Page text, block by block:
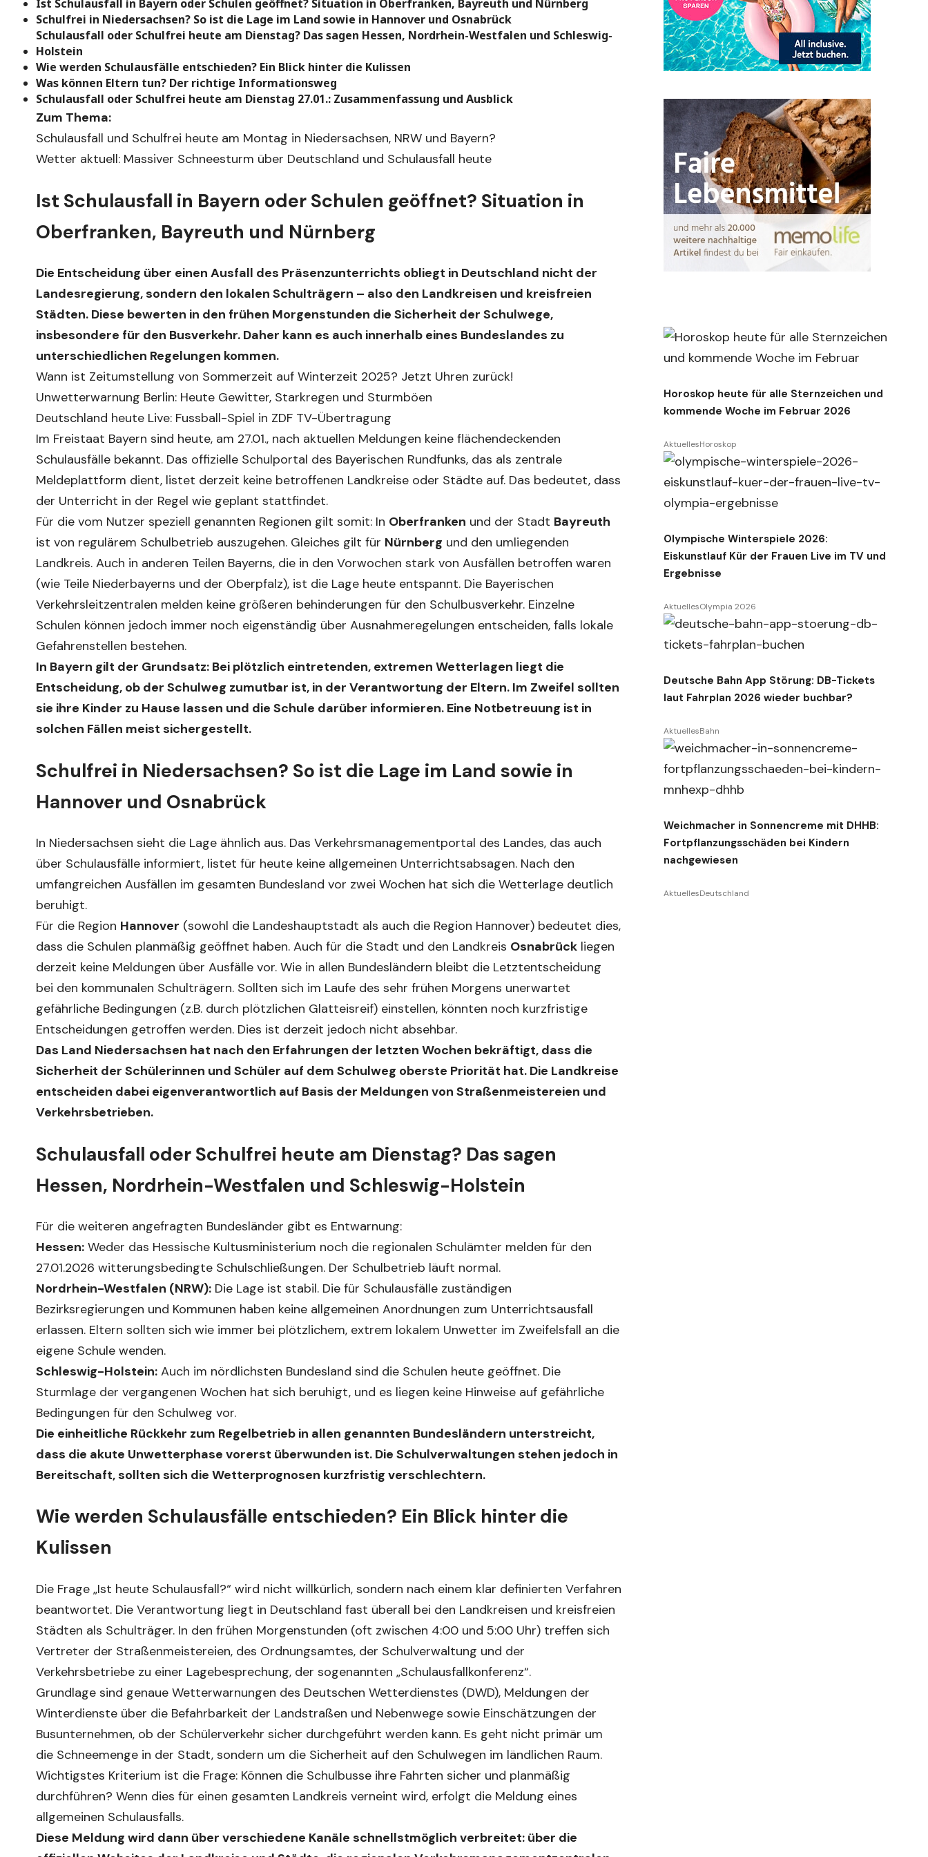
Ist Schulausfall in Bayern oder Schulen geöffnet? Situation in Oberfranken, Bayreuth und Nürnberg
Schulfrei in Niedersachsen? So ist die Lage im Land sowie in Hannover und Osnabrück
Schulausfall oder Schulfrei heute am Dienstag? Das sagen Hessen, Nordrhein-Westfalen und Schleswig-
Holstein
Wie werden Schulausfälle entschieden? Ein Blick hinter die Kulissen
Was können Eltern tun? Der richtige Informationsweg
Schulausfall oder Schulfrei heute am Dienstag 27.01.: Zusammenfassung und Ausblick
Zum Thema:
Schulausfall und Schulfrei heute am Montag in Niedersachsen, NRW und Bayern?
Wetter aktuell: Massiver Schneesturm über Deutschland und Schulausfall heute
Ist Schulausfall in Bayern oder Schulen geöffnet? Situation in
Oberfranken, Bayreuth und Nürnberg
Die Entscheidung über einen Ausfall des Präsenzunterrichts obliegt in Deutschland nicht der
Landesregierung, sondern den lokalen Schulträgern – also den Landkreisen und kreisfreien
Städten. Diese bewerten in den frühen Morgenstunden die Sicherheit der Schulwege,
insbesondere für den Busverkehr. Daher kann es auch innerhalb eines Bundeslandes zu
unterschiedlichen Regelungen kommen.
Wann ist Zeitumstellung von Sommerzeit auf Winterzeit 2025? Jetzt Uhren zurück!
Unwetterwarnung Berlin: Heute Gewitter, Starkregen und Sturmböen
Deutschland heute Live: Fussball-Spiel in ZDF TV-Übertragung
Im Freistaat Bayern sind heute, am 27.01., nach aktuellen Meldungen keine flächendeckenden
Schulausfälle bekannt. Das offizielle Schulportal des Bayerischen Rundfunks, das als zentrale
Meldeplattform dient, listet derzeit keine betroffenen Landkreise oder Städte auf. Das bedeutet, dass
der Unterricht in der Regel wie geplant stattfindet.
Für die vom Nutzer speziell genannten Regionen gilt somit: In Oberfranken und der Stadt Bayreuth
ist von regulärem Schulbetrieb auszugehen. Gleiches gilt für Nürnberg und den umliegenden
Landkreis. Auch in anderen Teilen Bayerns, die in den Vorwochen stark von Ausfällen betroffen waren
(wie Teile Niederbayerns und der Oberpfalz), ist die Lage heute entspannt. Die Bayerischen
Verkehrsleitzentralen melden keine größeren behinderungen für den Schulbusverkehr. Einzelne
Schulen können jedoch immer noch eigenständig über Ausnahmeregelungen entscheiden, falls lokale
Gefahrenstellen bestehen.
In Bayern gilt der Grundsatz: Bei plötzlich eintretenden, extremen Wetterlagen liegt die
Entscheidung, ob der Schulweg zumutbar ist, in der Verantwortung der Eltern. Im Zweifel sollten
sie ihre Kinder zu Hause lassen und die Schule darüber informieren. Eine Notbetreuung ist in
solchen Fällen meist sichergestellt.
Schulfrei in Niedersachsen? So ist die Lage im Land sowie in
Hannover und Osnabrück
In Niedersachsen sieht die Lage ähnlich aus. Das Verkehrsmanagementportal des Landes, das auch
über Schulausfälle informiert, listet für heute keine allgemeinen Unterrichtsabsagen. Nach den
umfangreichen Ausfällen im gesamten Bundesland vor zwei Wochen hat sich die Wetterlage deutlich
beruhigt.
Für die Region Hannover (sowohl die Landeshauptstadt als auch die Region Hannover) bedeutet dies,
dass die Schulen planmäßig geöffnet haben. Auch für die Stadt und den Landkreis Osnabrück liegen
derzeit keine Meldungen über Ausfälle vor. Wie in allen Bundesländern bleibt die Letztentscheidung
bei den kommunalen Schulträgern. Sollten sich im Laufe des sehr frühen Morgens unerwartet
gefährliche Bedingungen (z.B. durch plötzlichen Glatteisreif) einstellen, könnten noch kurzfristige
Entscheidungen getroffen werden. Dies ist derzeit jedoch nicht absehbar.
Das Land Niedersachsen hat nach den Erfahrungen der letzten Wochen bekräftigt, dass die
Sicherheit der Schülerinnen und Schüler auf dem Schulweg oberste Priorität hat. Die Landkreise
entscheiden dabei eigenverantwortlich auf Basis der Meldungen von Straßenmeistereien und
Verkehrsbetrieben.
Schulausfall oder Schulfrei heute am Dienstag? Das sagen
Hessen, Nordrhein-Westfalen und Schleswig-Holstein
Für die weiteren angefragten Bundesländer gibt es Entwarnung:
Hessen: Weder das Hessische Kultusministerium noch die regionalen Schulämter melden für den
27.01.2026 witterungsbedingte Schulschließungen. Der Schulbetrieb läuft normal.
Nordrhein-Westfalen (NRW): Die Lage ist stabil. Die für Schulausfälle zuständigen
Bezirksregierungen und Kommunen haben keine allgemeinen Anordnungen zum Unterrichtsausfall
erlassen. Eltern sollten sich wie immer bei plötzlichem, extrem lokalem Unwetter im Zweifelsfall an die
eigene Schule wenden.
Schleswig-Holstein: Auch im nördlichsten Bundesland sind die Schulen heute geöffnet. Die
Sturmlage der vergangenen Wochen hat sich beruhigt, und es liegen keine Hinweise auf gefährliche
Bedingungen für den Schulweg vor.
Die einheitliche Rückkehr zum Regelbetrieb in allen genannten Bundesländern unterstreicht,
dass die akute Unwetterphase vorerst überwunden ist. Die Schulverwaltungen stehen jedoch in
Bereitschaft, sollten sich die Wetterprognosen kurzfristig verschlechtern.
Wie werden Schulausfälle entschieden? Ein Blick hinter die
Kulissen
Die Frage „Ist heute Schulausfall?“ wird nicht willkürlich, sondern nach einem klar definierten Verfahren
beantwortet. Die Verantwortung liegt in Deutschland fast überall bei den Landkreisen und kreisfreien
Städten als Schulträger. In den frühen Morgenstunden (oft zwischen 4:00 und 5:00 Uhr) treffen sich
Vertreter der Straßenmeistereien, des Ordnungsamtes, der Schulverwaltung und der
Verkehrsbetriebe zu einer Lagebesprechung, der sogenannten „Schulausfallkonferenz“.
Grundlage sind genaue Wetterwarnungen des Deutschen Wetterdienstes (DWD), Meldungen der
Winterdienste über die Befahrbarkeit der Landstraßen und Nebenwege sowie Einschätzungen der
Busunternehmen, ob der Schülerverkehr sicher durchgeführt werden kann. Es geht nicht primär um
die Schneemenge in der Stadt, sondern um die Sicherheit auf den Schulwegen im ländlichen Raum.
Wichtigstes Kriterium ist die Frage: Können die Schulbusse ihre Fahrten sicher und planmäßig
durchführen? Wenn dies für einen gesamten Landkreis verneint wird, erfolgt die Meldung eines
allgemeinen Schulausfalls.
Diese Meldung wird dann über verschiedene Kanäle schnellstmöglich verbreitet: über die
Horoskop heute für alle Sternzeichen und
kommende Woche im Februar 2026
AktuellesHoroskop
Olympische Winterspiele 2026:
Eiskunstlauf Kür der Frauen Live im TV und
Ergebnisse
AktuellesOlympia 2026
Deutsche Bahn App Störung: DB-Tickets
laut Fahrplan 2026 wieder buchbar?
AktuellesBahn
Weichmacher in Sonnencreme mit DHHB:
Fortpflanzungsschäden bei Kindern
nachgewiesen
AktuellesDeutschland